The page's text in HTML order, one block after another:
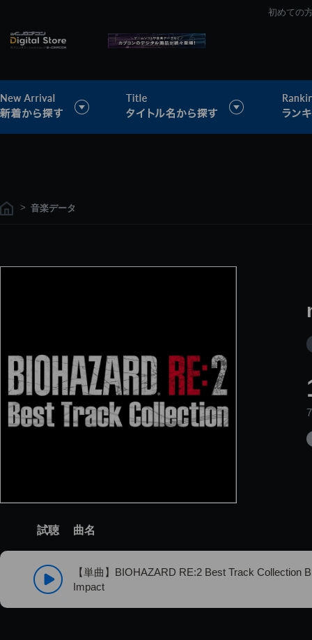
初めての
> 音楽データ
試聴 曲名
【単曲】BIOHAZARD RE:2 Best Track Collection
Impact